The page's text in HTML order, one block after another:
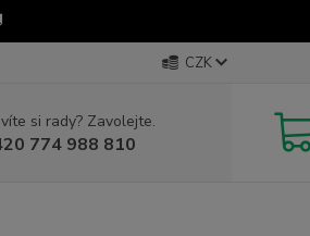
CZK
si rady? Zavolejte.
774 988 810